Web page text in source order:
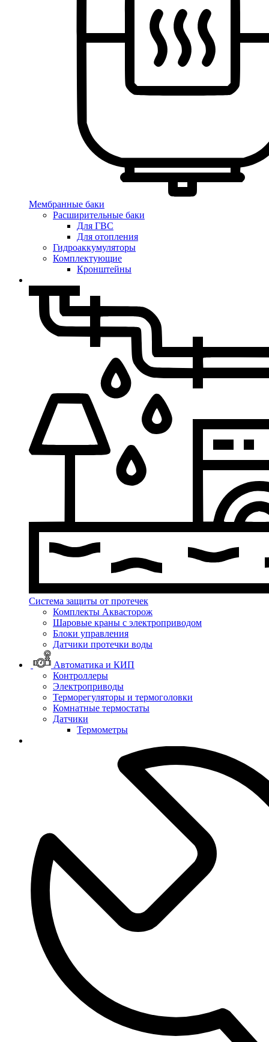
Мембранные баки
Расширительные баки
Для ГВС
Для отопления
Гидроаккумуляторы
Комплектующие
Кронштейны
Система защиты от протечек
Комплекты Аквасторож
Шаровые краны с электроприводом
Блоки управления
Датчики протечки воды
Автоматика и КИП
Контроллеры
Электроприводы
Терморегуляторы и термоголовки
Комнатные термостаты
Датчики
Термометры